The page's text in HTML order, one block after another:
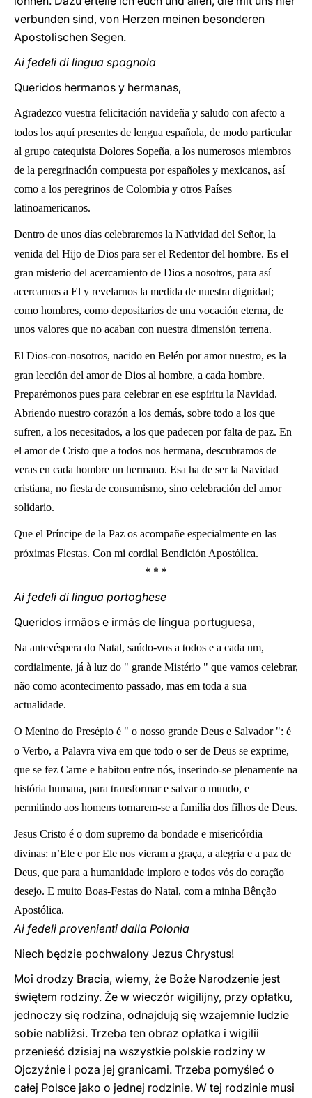
verbunden sind, von Herzen meinen besonderen
Apostolischen Segen.
Ai fedeli di lingua spagnola
Queridos hermanos y hermanas,
Agradezco vuestra felicitación navideña y saludo con afecto a
todos los aquí presentes de lengua española, de modo particular
al grupo catequista Dolores Sopeña, a los numerosos miembros
de la peregrinación compuesta por españoles y mexicanos, así
como a los peregrinos de Colombia y otros Países
latinoamericanos.
Dentro de unos días celebraremos la Natividad del Señor, la
venida del Hijo de Dios para ser el Redentor del hombre. Es el
gran misterio del acercamiento de Dios a nosotros, para así
acercarnos a El y revelarnos la medida de nuestra dignidad;
como hombres, como depositarios de una vocación eterna, de
unos valores que no acaban con nuestra dimensión terrena.
El Dios-con-nosotros, nacido en Belén por amor nuestro, es la
gran lección del amor de Dios al hombre, a cada hombre.
Preparémonos pues para celebrar en ese espíritu la Navidad.
Abriendo nuestro corazón a los demás, sobre todo a los que
sufren, a los necesitados, a los que padecen por falta de paz. En
el amor de Cristo que a todos nos hermana, descubramos de
veras en cada hombre un hermano. Esa ha de ser la Navidad
cristiana, no fiesta de consumismo, sino celebración del amor
solidario.
Que el Príncipe de la Paz os acompañe especialmente en las
próximas Fiestas. Con mi cordial Bendición Apostólica.
* * *
Ai fedeli di lingua portoghese
Queridos irmãos e irmãs de língua portuguesa,
Na antevéspera do Natal, saúdo-vos a todos e a cada um,
cordialmente, já à luz do " grande Mistério " que vamos celebrar,
não como acontecimento passado, mas em toda a sua
actualidade.
O Menino do Presépio é " o nosso grande Deus e Salvador ": é
o Verbo, a Palavra viva em que todo o ser de Deus se exprime,
que se fez Carne e habitou entre nós, inserindo-se plenamente na
história humana, para transformar e salvar o mundo, e
permitindo aos homens tornarem-se a família dos filhos de Deus.
Jesus Cristo é o dom supremo da bondade e misericórdia
divinas: n’Ele e por Ele nos vieram a graça, a alegria e a paz de
Deus, que para a humanidade imploro e todos vós do coração
desejo. E muito Boas-Festas do Natal, com a minha Bênção
Apostólica.
Ai fedeli provenienti dalla Polonia
Niech będzie pochwalony Jezus Chrystus!
Moi drodzy Bracia, wiemy, że Boże Narodzenie jest
świętem rodziny. Że w wieczór wigilijny, przy opłatku,
jednoczy się rodzina, odnajdują się wzajemnie ludzie
sobie nabliżsi. Trzeba ten obraz opłatka i wigilii
przenieść dzisiaj na wszystkie polskie rodziny w
Ojczyźnie i poza jej granicami. Trzeba pomyśleć o
całej Polsce jako o jednej rodzinie. W tej rodzinie musi